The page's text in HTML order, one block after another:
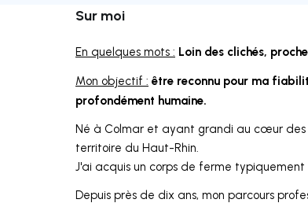
Sur moi
En quelques mots : Loin des clichés,
Mon objectif : être reconnu pour ma
profondément humaine.
Né à Colmar et ayant grandi au cœur des
territoire du Haut-Rhin.
J'ai acquis un corps de ferme
Depuis près de dix ans, mon parcours